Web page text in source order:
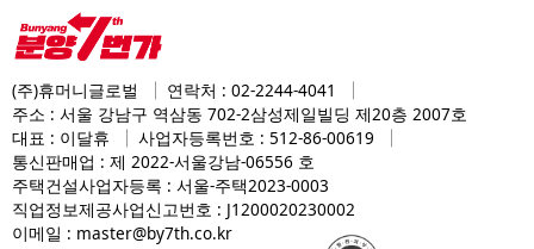
(주)휴머니글로벌
연락처 : 02-2244-4041
주소 : 서울 강남구 역삼동 702-2삼성제일빌딩 제20층 2007호
대표 : 이달휴
사업자등록번호 : 512-86-00619
통신판매업 : 제 2022-서울강남-06556 호
주택건설사업자등록 : 서울-주택2023-0003
직업정보제공사업신고번호 : J1200020230002
이메일 : master@by7th.co.kr